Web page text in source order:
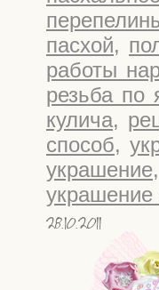
пасхой,
работы
резьба по
кулича,
способ,
украшение,
28.10.2011